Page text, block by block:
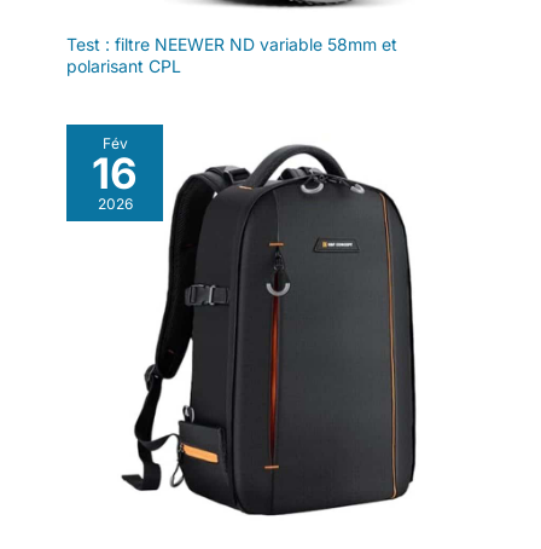
Test : filtre NEEWER ND variable 58mm et
polarisant CPL
Fév
16
2026